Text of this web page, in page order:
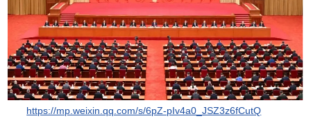
https://mp.weixin.qq.com/s/6pZ-pIv4a0_JSZ3z6fCutQ